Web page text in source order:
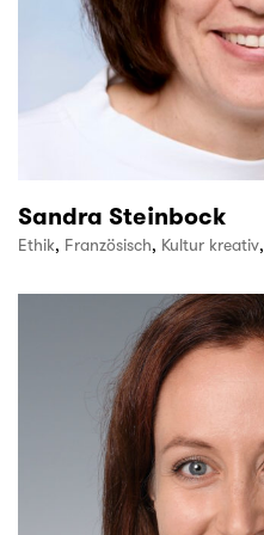
Sandra Steinbock
Ethik, Französisch, Kultur kreativ,